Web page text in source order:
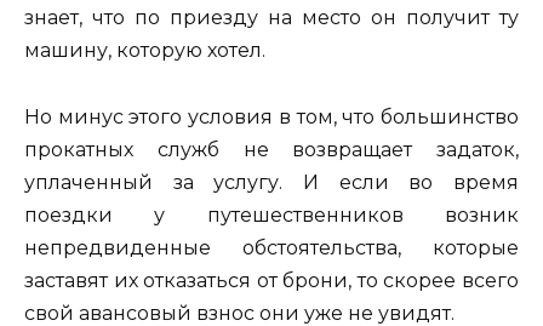
знает, что по приезду на место он получит ту
машину, которую хотел.
Но минус этого условия в том, что большинство
прокатных служб не возвращает задаток,
уплаченный за услугу. И если во время
поездки у путешественников возник
непредвиденные обстоятельства, которые
заставят их отказаться от брони, то скорее всего
свой авансовый взнос они уже не увидят.